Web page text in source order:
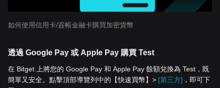
如何使用信用卡/簽帳金融卡購買加密貨幣
透過 Google Pay 或 Apple Pay 購買 Test
在 Bitget 上將您的 Google Pay 和 Apple Pay 餘額兌換為 Test，既
簡單又安全。點擊頂部導覽列中的【快速買幣】> [第三方] ，即可下